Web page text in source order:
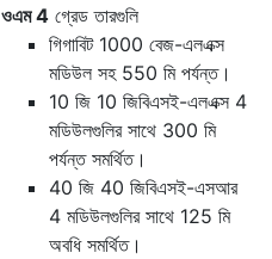
ওএম 4 গ্রেড তারগুলি
গিগাবিট 1000 বেজ-এলএক্স
মডিউল সহ 550 মি পর্যন্ত।
10 জি 10 জিবিএসই-এলএক্স 4
মডিউলগুলির সাথে 300 মি
পর্যন্ত সমর্থিত।
40 জি 40 জিবিএসই-এসআর
4 ​​মডিউলগুলির সাথে 125 মি
অবধি সমর্থিত।